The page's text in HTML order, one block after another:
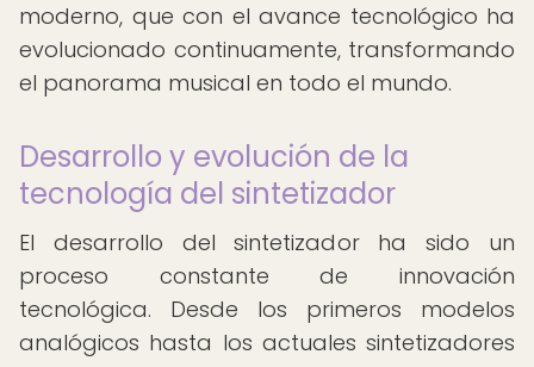
moderno, que con el avance tecnológico ha
evolucionado continuamente, transformando
el panorama musical en todo el mundo.
Desarrollo y evolución de la
tecnología del sintetizador
El desarrollo del sintetizador ha sido un
proceso constante de innovación
tecnológica. Desde los primeros modelos
analógicos hasta los actuales sintetizadores